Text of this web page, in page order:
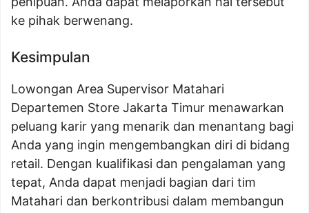
ke pihak berwenang.
Kesimpulan
Lowongan Area Supervisor Matahari
Departemen Store Jakarta Timur menawarkan
peluang karir yang menarik dan menantang bagi
Anda yang ingin mengembangkan diri di bidang
retail. Dengan kualifikasi dan pengalaman yang
tepat, Anda dapat menjadi bagian dari tim
Matahari dan berkontribusi dalam membangun